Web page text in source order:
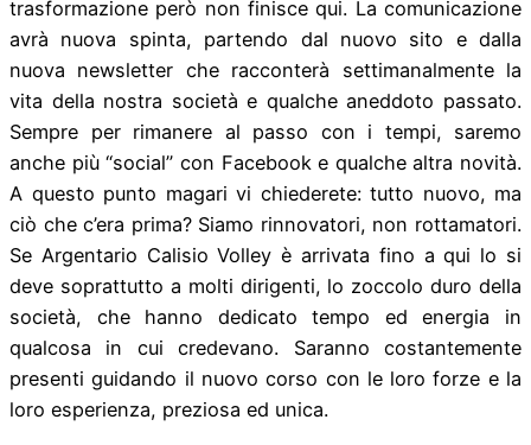
trasformazione però non finisce qui. La comunicazione
avrà nuova spinta, partendo dal nuovo sito e dalla
nuova newsletter che racconterà settimanalmente la
vita della nostra società e qualche aneddoto passato.
Sempre per rimanere al passo con i tempi, saremo
anche più “social” con Facebook e qualche altra novità.
A questo punto magari vi chiederete: tutto nuovo, ma
ciò che c’era prima? Siamo rinnovatori, non rottamatori.
Se Argentario Calisio Volley è arrivata fino a qui lo si
deve soprattutto a molti dirigenti, lo zoccolo duro della
società, che hanno dedicato tempo ed energia in
qualcosa in cui credevano. Saranno costantemente
presenti guidando il nuovo corso con le loro forze e la
loro esperienza, preziosa ed unica.